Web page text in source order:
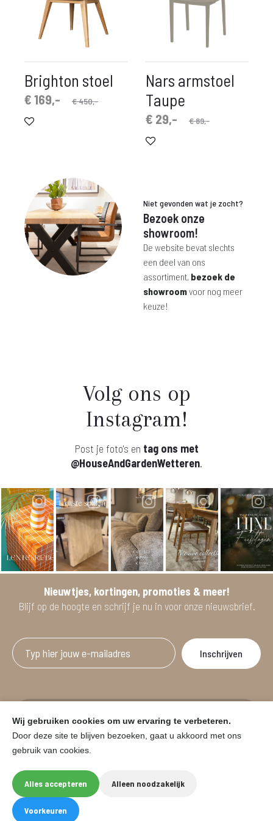
Brighton stoel
€450,-
€169,-
prijs
Nars armstoel
Taupe
€89,-
Oorspronkelijke
€ 29,-
Huidige
prijs
Niet gevonden wat je zocht?
Bezoek onze
showroom!
De website bevat slechts
een deel van ons
assortiment, bezoek de
showroomvoor nog meer
keuze!
Volg ons op
Instagram!
Post je foto's en tag ons met
@HouseAndGardenWetteren.
Nieuwtjes, kortingen, promoties & meer!
Blijf op de hoogte en schrijf je nu in voor onze nieuwsbrief.
vanaf minimum 2 willekeurige artikelen.
Onder voorbehoud van prijswijzigingen in de winkel en typfouten.
Wij gebruiken cookies om uw ervaring te verbeteren.
Door deze site te blijven bezoeken, gaat u akkoord met ons
gebruik van cookies.
Alles accepteren Alleen noodzakelijk
Voorkeuren